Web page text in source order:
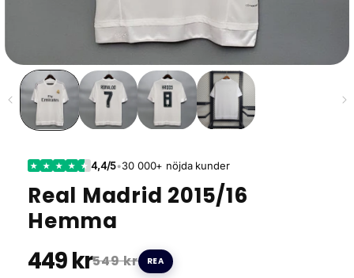
★ ★ ★ ★ ★ 4,4/5•30 000+ nöjda kunder
Real Madrid 2015/16
Hemma
449 kr549 kr REA